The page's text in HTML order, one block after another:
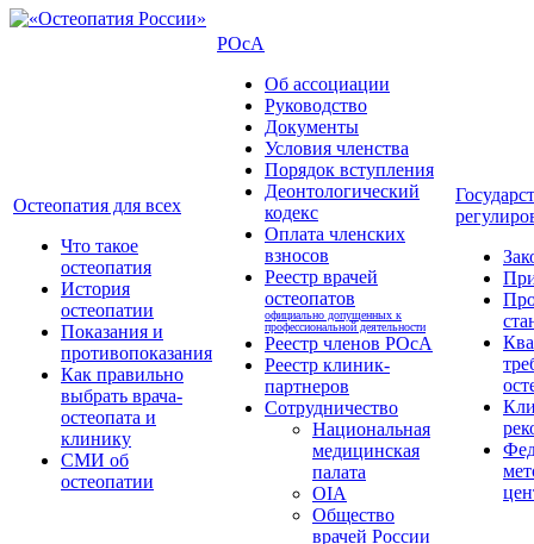
Остеопатия для всех
Что такое
остеопатия
История
остеопатии
Показания и
противопоказания
Как правильно
выбрать врача-
остеопата и
клинику
СМИ об
остеопатии
РОсА
Об ассоциации
Руководство
Документы
Условия членства
Порядок вступления
Деонтологический
кодекс
Оплата членских
взносов
Реестр врачей
остеопатов
официально допущенных к
профессиональной деятельности
Реестр членов РОсА
Реестр клиник-
партнеров
Сотрудничество
Национальная
медицинская
палата
OIA
Общество
врачей России